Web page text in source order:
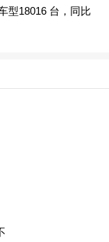
型18016 台，同比